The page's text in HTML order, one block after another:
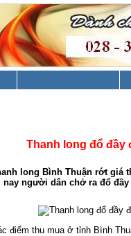
Thanh long đổ đầy
long Bình Thuận rớt giá
người dân chở ra đổ đầy
điểm thu mua ở tỉnh Bình